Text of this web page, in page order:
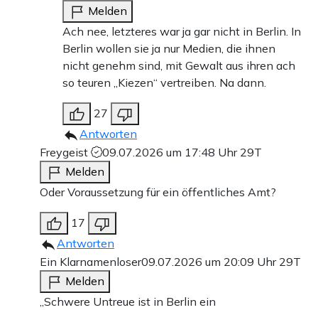
Melden
Ach nee, letzteres war ja gar nicht in Berlin. In
Berlin wollen sie ja nur Medien, die ihnen
nicht genehm sind, mit Gewalt aus ihren ach
so teuren „Kiezen“ vertreiben. Na dann.
27
Antworten
Freygeist
09.07.2026 um 17:48 Uhr 29T
Melden
Oder Voraussetzung für ein öffentliches Amt?
17
Antworten
Ein Klarnamenloser09.07.2026 um 20:09 Uhr 29T
Melden
„Schwere Untreue ist in Berlin ein